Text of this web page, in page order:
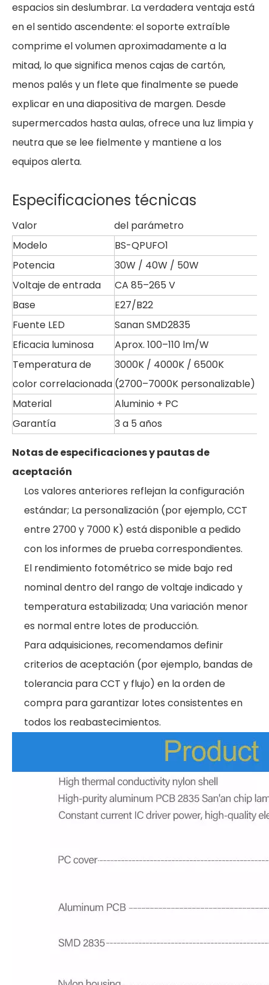
espacios sin deslumbrar. La verdadera ventaja está
en el sentido ascendente: el soporte extraíble
comprime el volumen aproximadamente a la
mitad, lo que significa menos cajas de cartón,
menos palés y un flete que finalmente se puede
explicar en una diapositiva de margen. Desde
supermercados hasta aulas, ofrece una luz limpia y
neutra que se lee fielmente y mantiene a los
equipos alerta.
Especificaciones técnicas
Valor
del parámetro
Modelo
BS-QPUFO1
Potencia
30W / 40W / 50W
Voltaje de entrada
CA 85–265 V
Base
E27/B22
Fuente LED
Sanan SMD2835
Eficacia luminosa
Aprox. 100–110 lm/W
Temperatura de
color correlacionada
3000K / 4000K / 6500K
(2700–7000K personalizable)
Material
Aluminio + PC
Garantía
3 a 5 años
Notas de especificaciones y pautas de
aceptación
Los valores anteriores reflejan la configuración
estándar; La personalización (por ejemplo, CCT
entre 2700 y 7000 K) está disponible a pedido
con los informes de prueba correspondientes.
El rendimiento fotométrico se mide bajo red
nominal dentro del rango de voltaje indicado y
temperatura estabilizada; Una variación menor
es normal entre lotes de producción.
Para adquisiciones, recomendamos definir
criterios de aceptación (por ejemplo, bandas de
tolerancia para CCT y flujo) en la orden de
compra para garantizar lotes consistentes en
todos los reabastecimientos.